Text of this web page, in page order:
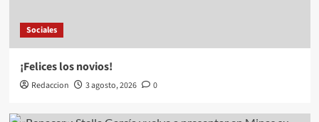
Sociales
¡Felices los novios!
Redaccion 3 agosto, 2026 0